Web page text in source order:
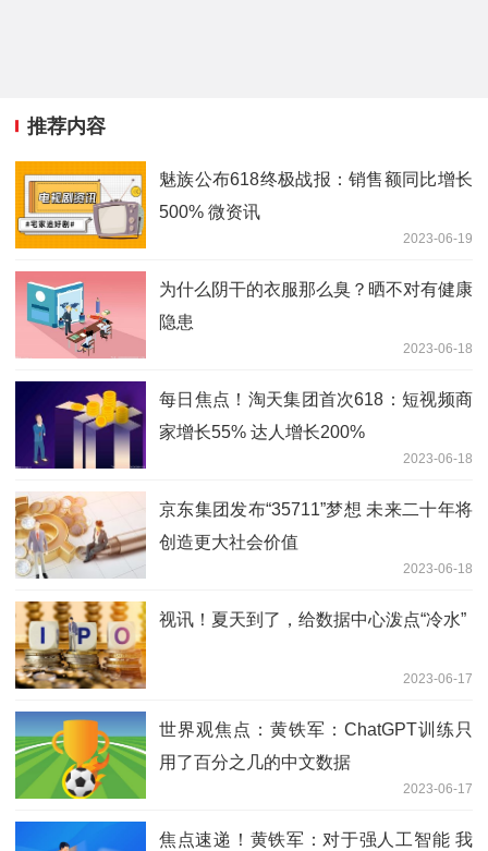
推荐内容
魅族公布618终极战报：销售额同比增长
500% 微资讯
2023-06-19
为什么阴干的衣服那么臭？晒不对有健康
隐患
2023-06-18
每日焦点！淘天集团首次618：短视频商
家增长55% 达人增长200%
2023-06-18
京东集团发布“35711”梦想 未来二十年将
创造更大社会价值
2023-06-18
视讯！夏天到了，给数据中心泼点“冷水”
2023-06-17
世界观焦点：黄铁军：ChatGPT训练只
用了百分之几的中文数据
2023-06-17
焦点速递！黄铁军：对于强人工智能 我